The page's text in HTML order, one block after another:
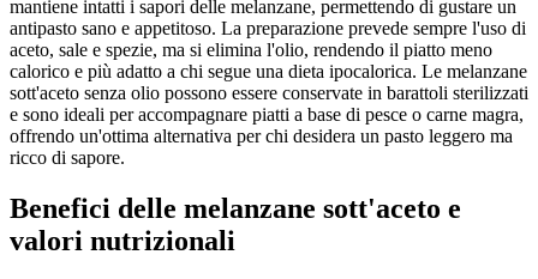
mantiene intatti i sapori delle melanzane, permettendo di gustare un
antipasto sano e appetitoso. La preparazione prevede sempre l'uso di
aceto, sale e spezie, ma si elimina l'olio, rendendo il piatto meno
calorico e più adatto a chi segue una dieta ipocalorica. Le melanzane
sott'aceto senza olio possono essere conservate in barattoli sterilizzati
e sono ideali per accompagnare piatti a base di pesce o carne magra,
offrendo un'ottima alternativa per chi desidera un pasto leggero ma
ricco di sapore.
Benefici delle melanzane sott'aceto e
valori nutrizionali